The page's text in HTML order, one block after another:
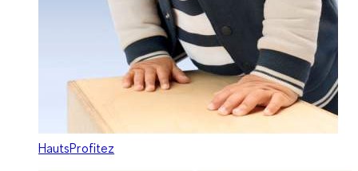
HautsProfitez